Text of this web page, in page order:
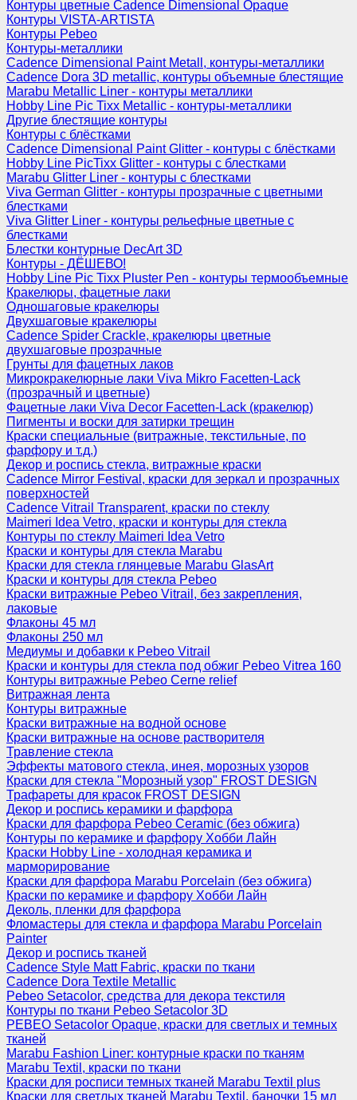
Контуры цветные Cadence Dimensional Opaque
Контуры VISTA-ARTISTA
Контуры Pebeo
Контуры-металлики
Cadence Dimensional Paint Metall, контуры-металлики
Cadence Dora 3D metallic, контуры объемные блестящие
Marabu Metallic Liner - контуры металлики
Hobby Line Pic Tixx Metallic - контуры-металлики
Другие блестящие контуры
Контуры с блёстками
Cadence Dimensional Paint Glitter - контуры с блёстками
Hobby Line PicTixx Glitter - контуры с блестками
Marabu Glitter Liner - контуры с блестками
Viva German Glitter - контуры прозрачные с цветными
блестками
Viva Glitter Liner - контуры рельефные цветные с
блестками
Блестки контурные DecArt 3D
Контуры - ДЁШЕВО!
Hobby Line Pic Tixx Pluster Pen - контуры термообъемные
Кракелюры, фацетные лаки
Одношаговые кракелюры
Двухшаговые кракелюры
Cadence Spider Crackle, кракелюры цветные
двухшаговые прозрачные
Грунты для фацетных лаков
Микрокракелюрные лаки Viva Mikro Facetten-Lack
(прозрачный и цветные)
Фацетные лаки Viva Decor Facetten-Lack (кракелюр)
Пигменты и воски для затирки трещин
Краски специальные (витражные, текстильные, по
фарфору и т.д.)
Декор и роспись стекла, витражные краски
Cadence Mirror Festival, краски для зеркал и прозрачных
поверхностей
Cadence Vitrail Transparent, краски по стеклу
Maimeri Idea Vetro, краски и контуры для стекла
Контуры по стеклу Maimeri Idea Vetro
Краски и контуры для стекла Marabu
Краски для стекла глянцевые Marabu GlasArt
Краски и контуры для стекла Pebeo
Краски витражные Pebeo Vitrail, без закрепления,
лаковые
Флаконы 45 мл
Флаконы 250 мл
Медиумы и добавки к Pebeo Vitrail
Краски и контуры для стекла под обжиг Pebeo Vitrea 160
Контуры витражные Pebeo Cerne relief
Витражная лента
Контуры витражные
Краски витражные на водной основе
Краски витражные на основе растворителя
Травление стекла
Эффекты матового стекла, инея, морозных узоров
Краски для стекла "Морозный узор" FROST DESIGN
Трафареты для красок FROST DESIGN
Декор и роспись керамики и фарфора
Краски для фарфора Pebeo Ceramic (без обжига)
Контуры по керамике и фарфору Хобби Лайн
Краски Hobby Line - холодная керамика и
марморирование
Краски для фарфора Marabu Porcelain (без обжига)
Краски по керамике и фарфору Хобби Лайн
Деколь, пленки для фарфора
Фломастеры для стекла и фарфора Marabu Porcelain
Painter
Декор и роспись тканей
Cadence Style Matt Fabric, краски по ткани
Cadence Dora Textile Metallic
Pebeo Setacolor, средства для декора текстиля
Контуры по ткани Pebeo Setacolor 3D
PEBEO Setacolor Opaque, краски для светлых и темных
тканей
Marabu Fashion Liner: контурные краски по тканям
Marabu Textil, краски по ткани
Краски для росписи темных тканей Marabu Textil plus
Краски для светлых тканей Marabu Textil, баночки 15 мл